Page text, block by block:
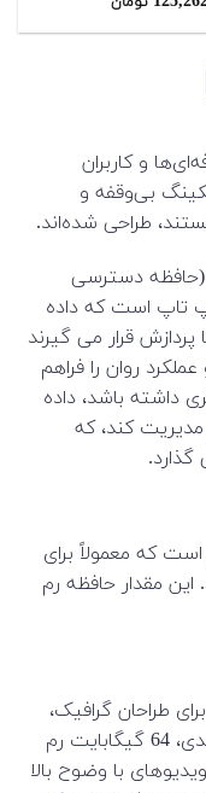
از 5
حرفه‌ای‌ها و کاربران
بی‌وقفه و
طراحی شده‌اند.
در دنیای کامپیوترها، حافظه رم یا RAM (حافظه دسترسی
تاپ است که داده
پردازش قرار می گیرند
روان را فراهم
داشته باشد، داده
کند، که
است که معمولاً برای
مقدار حافظه رم
طراحان گرافیک،
ویرایشگرهای ویدئو و انیماتورهای سه بعدی، 64 گیگابایت رم
با وضوح بالا